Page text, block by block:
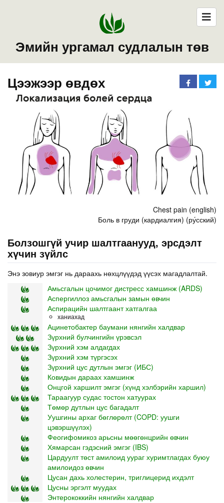
Эмийн ургамал судлалын төв
Цээжээр өвдөх
Chest pain (english)
Боль в груди (кардиалгия) (ру́сский)
Болзошгүй учир шалтгаанууд, эрсдэлт
хүчин зүйлс
Энэ зовиур эмгэг нь дараахь нөхцлүүдэд үүсэх магадлалтай.
Амьсгалын цочимог дистресс хамшинж (ARDS)
Аспергиллоз амьсгалын замын өвчин
Аспирацийн шалтгаант хатгалгаа
ханиахад
Ацинетобактер баумани нянгийн халдвар
Зүрхний булчингийн үрэвсэл
Зүрхний хэм алдагдах
Зүрхний хэм түргэсэх
Зүрхний цус дутлын эмгэг (ИБС)
Ковидын дараах хамшинж
Онцгой харшилт эмгэг (хүнд хэлбэрийн харшил)
Тараагуур судас тостон хатуурах
Төмөр дутлын цус багадалт
Уушгины архаг бөглөрөлт (COPD: уушги
цэвэршүүлэх)
Феогифомикоз арьсны мөөгөнцрийн өвчин
Хямарсан гэдэсний эмгэг (IBS)
Цардуулт төст амилоид уураг хуримтлагдах буюу
амилоидоз өвчин
Цусан дахь холестерин, триглицерид ихдэлт
Цусны эргэлт муудах
Энтерококкийн нянгийн халдвар